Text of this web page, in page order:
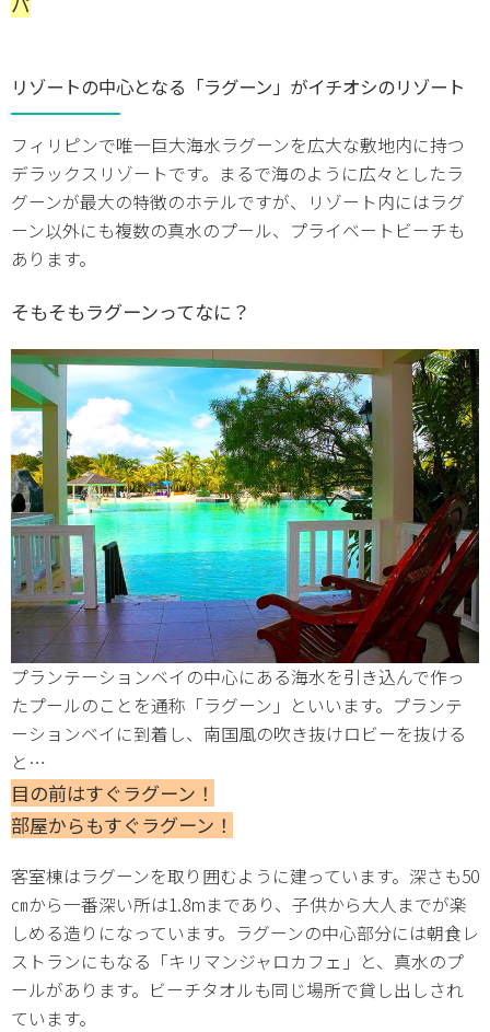
リゾートの中心となる「ラグーン」がイチオシのリゾート
フィリピンで唯一巨大海水ラグーンを広大な敷地内に持つ
デラックスリゾートです。まるで海のように広々としたラ
グーンが最大の特徴のホテルですが、リゾート内にはラグ
ーン以外にも複数の真水のプール、プライベートビーチも
あります。
そもそもラグーンってなに？
プランテーションベイの中心にある海水を引き込んで作っ
たプールのことを通称「ラグーン」といいます。プランテ
ーションベイに到着し、南国風の吹き抜けロビーを抜ける
と…
目の前はすぐラグーン！
部屋からもすぐラグーン！
客室棟はラグーンを取り囲むように建っています。深さも50
㎝から一番深い所は1.8mまであり、子供から大人までが楽
しめる造りになっています。ラグーンの中心部分には朝食レ
ストランにもなる「キリマンジャロカフェ」と、真水のプ
ールがあります。ビーチタオルも同じ場所で貸し出しされ
ています。